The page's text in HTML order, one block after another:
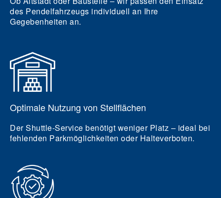
des Pendelfahrzeugs individuell an Ihre
Gegebenheiten an.
Optimale Nutzung von Stellflächen
Der Shuttle-Service benötigt weniger Platz – ideal bei
fehlenden Parkmöglichkeiten oder Halteverboten.